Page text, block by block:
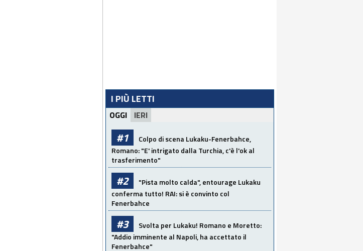
I PIÙ LETTI
OGGI IERI
#1 Colpo di scena Lukaku-Fenerbahce,
Romano: "E' intrigato dalla Turchia, c'è l'ok al
trasferimento"
#2 "Pista molto calda", entourage Lukaku
conferma tutto! RAI: si è convinto col
Fenerbahce
#3 Svolta per Lukaku! Romano e Moretto:
"Addio imminente al Napoli, ha accettato il
Fenerbahce"